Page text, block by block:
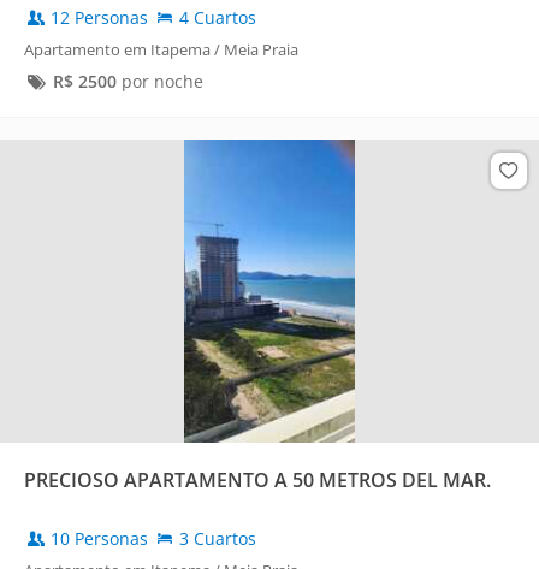
12 Personas 4 Cuartos
Apartamento em Itapema / Meia Praia
R$ 2500por noche
PRECIOSO APARTAMENTO A 50 METROS DEL MAR.
10 Personas 3 Cuartos